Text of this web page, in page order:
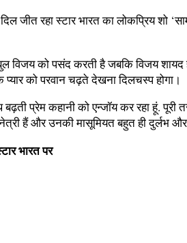
जीत रहा स्टार भारत का लोकप्रिय शो
विजय को पसंद करती है जबकि विजय
को परवान चढ़ते देखना दिलचस्प होगा।
प्रेम कहानी को एन्जॉय कर रहा हूं.
हैं और उनकी मासूमियत बहुत ही दुर्लभ
भारत पर